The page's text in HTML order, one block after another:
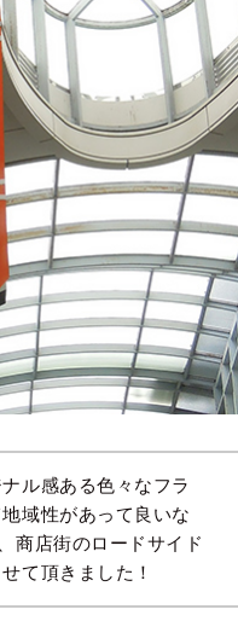
ル感ある色々なフラ
域性があって良いな
商店街のロードサイド
て頂きました！